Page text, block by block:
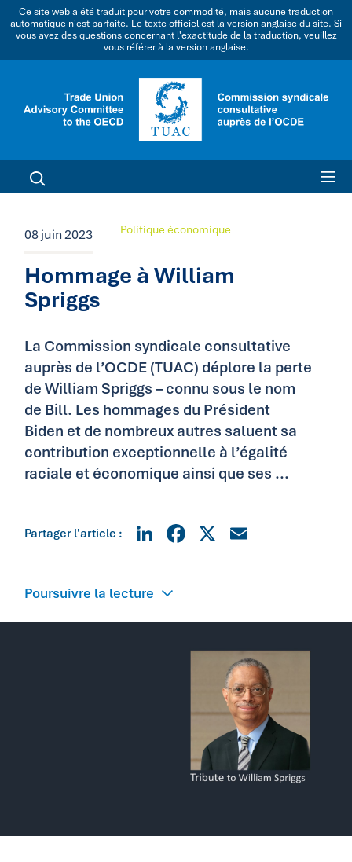
Ce site web a été traduit pour votre commodité, mais aucune traduction
automatique n'est parfaite. Le texte officiel est la version anglaise du site. Si
vous avez des questions concernant l'exactitude de la traduction, veuillez
vous référer à la version anglaise.
08 juin 2023 Politique économique
Hommage à William
Spriggs
La Commission syndicale consultative
auprès de l’OCDE (TUAC) déplore la perte
de William Spriggs – connu sous le nom
de Bill. Les hommages du Président
Biden et de nombreux autres saluent sa
contribution exceptionnelle à l’égalité
raciale et économique ainsi que ses ...
Partager l'article : LinkedIn
Facebook
X
Poursuivre la lecture